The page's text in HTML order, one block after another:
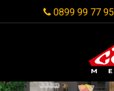
0899 99 77 95